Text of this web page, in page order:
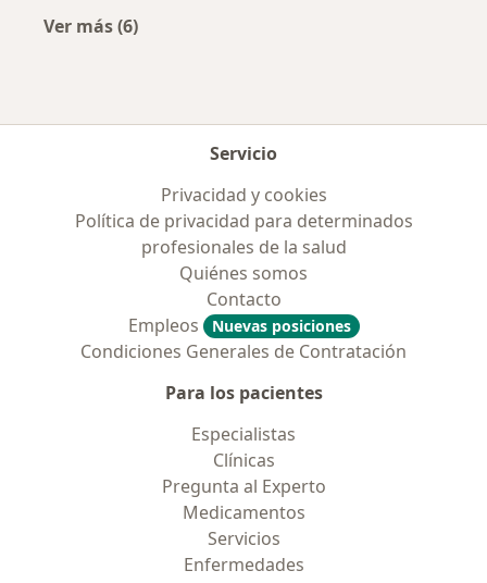
Ver más (6)
Servicio
Privacidad y cookies
Política de privacidad para determinados
profesionales de la salud
Quiénes somos
Contacto
Empleos
Nuevas posiciones
Condiciones Generales de Contratación
Para los pacientes
Especialistas
Clínicas
Pregunta al Experto
Medicamentos
Servicios
Enfermedades